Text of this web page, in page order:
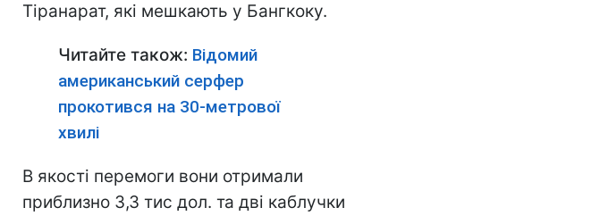
Тіранарат, які мешкають у Бангкоку.
Читайте також: Відомий
американський серфер
прокотився на 30-метрової
хвилі
В якості перемоги вони отримали
приблизно 3,3 тис дол. та дві каблучки